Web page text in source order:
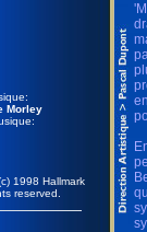
Morley
1998 Hallmark
reserved.